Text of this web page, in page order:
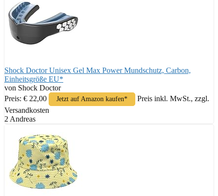
Shock Doctor Unisex Gel Max Power Mundschutz, Carbon,
Einheitsgröße EU*
von Shock Doctor
Preis: € 22,00
Jetzt auf Amazon kaufen*
Preis inkl. MwSt., zzgl.
Versandkosten
2 Andreas